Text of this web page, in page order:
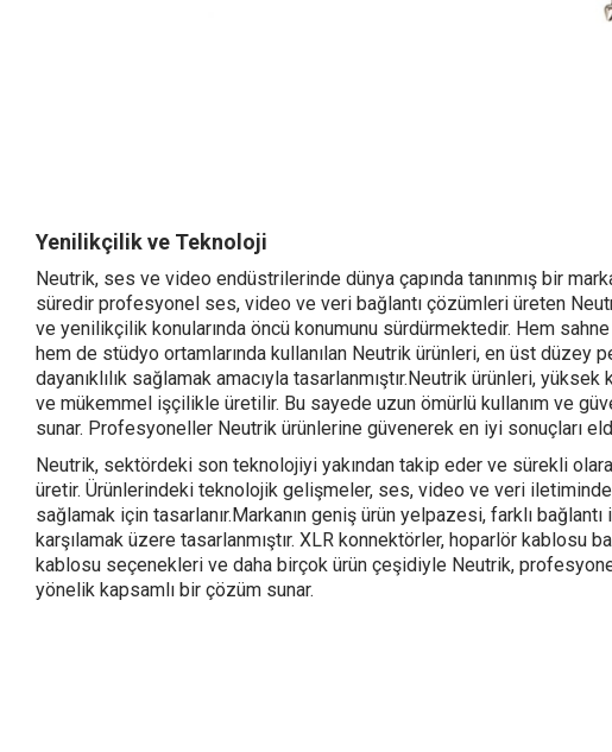
Yenilikçilik ve Teknoloji
Neutrik, ses ve video endüstrilerinde dünya çapında tanınmış bir
süredir profesyonel ses, video ve veri bağlantı çözümleri üreten
ve yenilikçilik konularında öncü konumunu sürdürmektedir. Hem
hem de stüdyo ortamlarında kullanılan Neutrik ürünleri, en üst düzey
dayanıklılık sağlamak amacıyla tasarlanmıştır.Neutrik ürünleri,
ve mükemmel işçilikle üretilir. Bu sayede uzun ömürlü kullanım ve
sunar. Profesyoneller Neutrik ürünlerine güvenerek en iyi sonuçları
Neutrik, sektördeki son teknolojiyi yakından takip eder ve sürekli
üretir. Ürünlerindeki teknolojik gelişmeler, ses, video ve veri
sağlamak için tasarlanır.Markanın geniş ürün yelpazesi, farklı bağlantı
karşılamak üzere tasarlanmıştır. XLR konnektörler, hoparlör kablosu
kablosu seçenekleri ve daha birçok ürün çeşidiyle Neutrik,
yönelik kapsamlı bir çözüm sunar.